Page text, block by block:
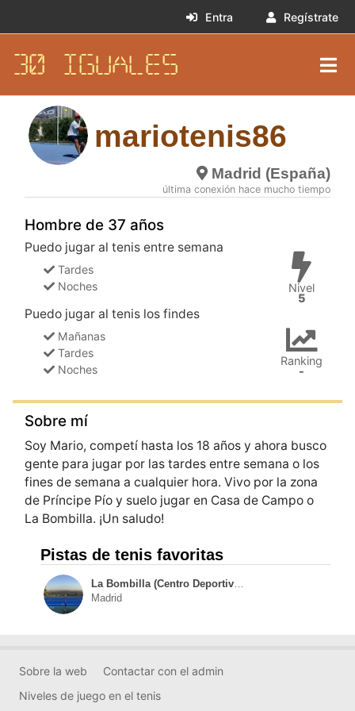
Entra Regístrate
30 IGUALES
mariotenis86
Madrid (España)
última conexión hace mucho tiempo
Hombre de 37 años
Puedo jugar al tenis entre semana
Tardes
Noches
Puedo jugar al tenis los findes
Mañanas
Tardes
Noches
Nivel
5
Ranking
-
Sobre mí
Soy Mario, competí­ hasta los 18 años y ahora busco
gente para jugar por las tardes entre semana o los
fines de semana a cualquier hora. Vivo por la zona
de Prí­ncipe Pí­o y suelo jugar en Casa de Campo o
La Bombilla. ¡Un saludo!
Pistas de tenis favoritas
La Bombilla (Centro Deportivo Municipal)
Madrid
Sobre la web
Contactar con el admin
Niveles de juego en el tenis